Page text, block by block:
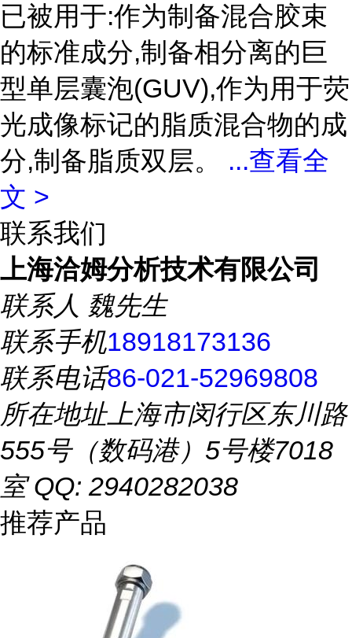
已被用于:作为制备混合胶束
的标准成分,制备相分离的巨
型单层囊泡(GUV),作为用于荧
光成像标记的脂质混合物的成
分,制备脂质双层。 ...查看全
文 >
联系我们
上海洽姆分析技术有限公司
联系人 魏先生
联系手机18918173136
联系电话86-021-52969808
所在地址上海市闵行区东川路
555号（数码港）5号楼7018
室 QQ: 2940282038
推荐产品